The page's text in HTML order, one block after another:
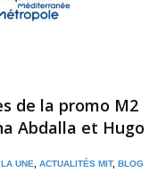
de la promo M2
Abdalla et Hugo
UNE ACTUALITÉS MIT, BLOG